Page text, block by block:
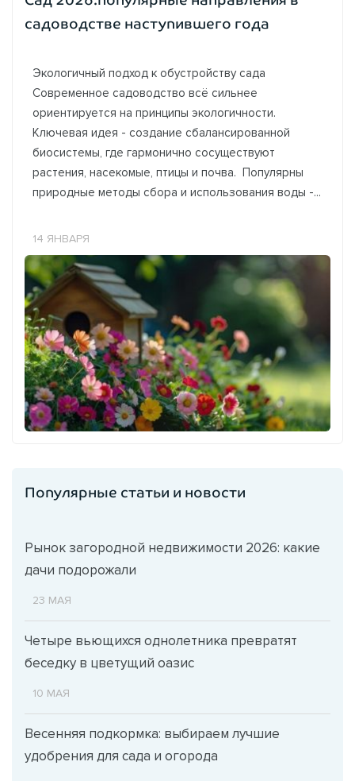
садоводстве наступившего года
Экологичный подход к обустройству сада
Современное садоводство всё сильнее
ориентируется на принципы экологичности.
Ключевая идея - создание сбалансированной
биосистемы, где гармонично сосуществуют
растения, насекомые, птицы и почва. Популярны
природные методы сбора и использования воды -...
14 ЯНВАРЯ
Популярные статьи и новости
Рынок загородной недвижимости 2026: какие
дачи подорожали
23 МАЯ
Четыре вьющихся однолетника превратят
беседку в цветущий оазис
10 МАЯ
Весенняя подкормка: выбираем лучшие
удобрения для сада и огорода